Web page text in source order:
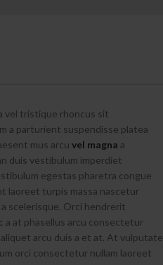
vel tristique rhoncus sit
a parturient suspendisse platea
mus arcu vel magna a
duis vestibulum imperdiet
egestas pharetra congue
laoreet turpis massa nascetur
scelerisque. Orci hendrerit
a at phasellus arcu consectetur
arcu duis a et at. At vulputate
orci consectetur nullam laoreet